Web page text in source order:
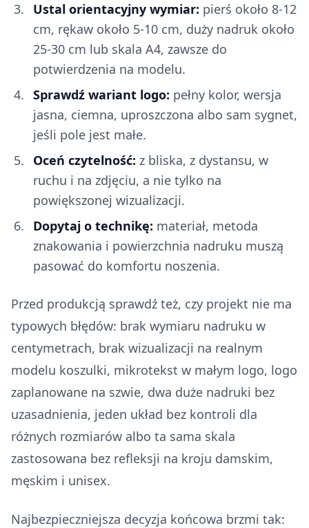
Ustal orientacyjny wymiar: pierś około 8-12
cm, rękaw około 5-10 cm, duży nadruk około
25-30 cm lub skala A4, zawsze do
potwierdzenia na modelu.
Sprawdź wariant logo: pełny kolor, wersja
jasna, ciemna, uproszczona albo sam sygnet,
jeśli pole jest małe.
Oceń czytelność: z bliska, z dystansu, w
ruchu i na zdjęciu, a nie tylko na
powiększonej wizualizacji.
Dopytaj o technikę: materiał, metoda
znakowania i powierzchnia nadruku muszą
pasować do komfortu noszenia.
Przed produkcją sprawdź też, czy projekt nie ma
typowych błędów: brak wymiaru nadruku w
centymetrach, brak wizualizacji na realnym
modelu koszulki, mikrotekst w małym logo, logo
zaplanowane na szwie, dwa duże nadruki bez
uzasadnienia, jeden układ bez kontroli dla
różnych rozmiarów albo ta sama skala
zastosowana bez refleksji na kroju damskim,
męskim i unisex.
Najbezpieczniejsza decyzja końcowa brzmi tak: